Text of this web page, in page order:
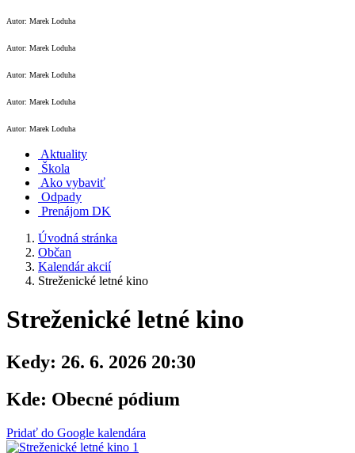
Autor: Marek Loduha
Autor: Marek Loduha
Autor: Marek Loduha
Autor: Marek Loduha
Autor: Marek Loduha
Aktuality
Škola
Ako vybaviť
Odpady
Prenájom DK
Úvodná stránka
Občan
Kalendár akcií
Streženické letné kino
Streženické letné kino
Kedy: 26. 6. 2026 20:30
Kde: Obecné pódium
Pridať do Google kalendára